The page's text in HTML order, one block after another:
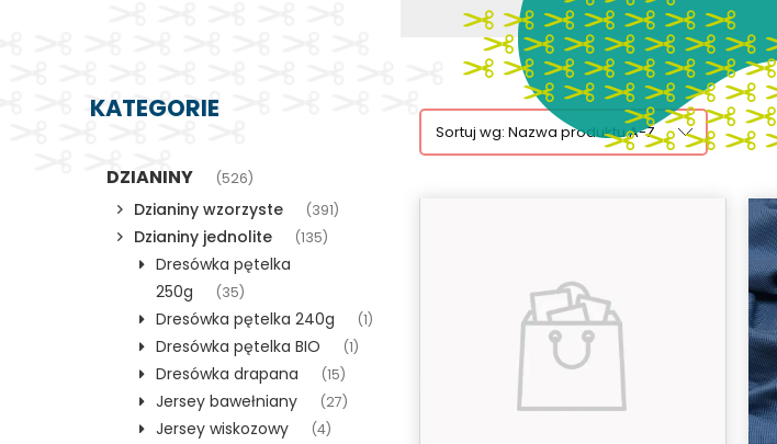
KATEGORIE
DZIANINY (526)
Dzianiny wzorzyste (391)
Dzianiny jednolite (135)
Dresówka pętelka
250g
(35)
Dresówka pętelka 240g (1)
Dresówka pętelka BIO (1)
Dresówka drapana (15)
Jersey bawełniany (27)
Jersey wiskozowy (4)
Sortuj wg: Nazwa produktu A-Z